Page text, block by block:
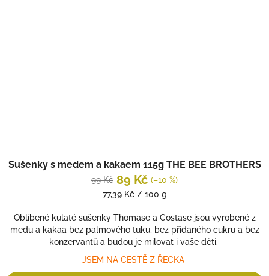
Sušenky s medem a kakaem 115g THE BEE BROTHERS
99 Kč 89 Kč (–10 %)
Měrná
77,39 Kč / 100 g
Oblíbené kulaté sušenky Thomase a Costase jsou vyrobené z
medu a kakaa bez palmového tuku, bez přidaného cukru a bez
konzervantů a budou je milovat i vaše děti.
JSEM NA CESTĚ Z ŘECKA